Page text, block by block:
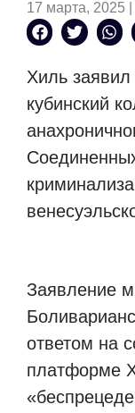
17 марта, 2025 |
Хиль заявил
кубинский
Заявление
ответом на
платформе